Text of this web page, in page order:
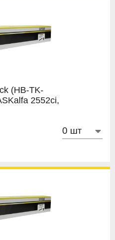
(HB-TK-
2552ci,